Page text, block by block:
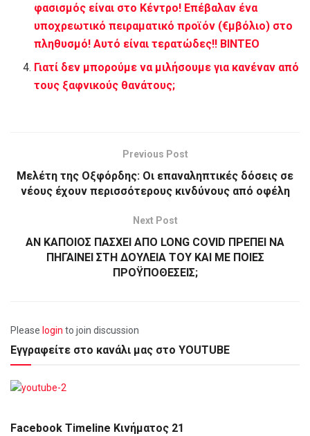
φασισμός είναι στο Κέντρο! Επέβαλαν ένα
υποχρεωτικό πειραματικό προϊόν (€μβόλιο) στο
πληθυσμό! Αυτό είναι τερατώδες!! ΒΙΝΤΕΟ
Γιατί δεν μπορούμε να μιλήσουμε για κανέναν από
τους ξαφνικούς θανάτους;
Previous Post
Μελέτη της Οξφόρδης: Οι επαναληπτικές δόσεις σε
νέους έχουν περισσότερους κινδύνους από οφέλη
Next Post
ΑΝ ΚΑΠΟΙΟΣ ΠΑΣΧΕΙ ΑΠΟ LONG COVID ΠΡΕΠΕΙ ΝΑ
ΠΗΓΑΙΝΕΙ ΣΤΗ ΔΟΥΛΕΙΑ ΤΟΥ KAI ME ΠΟΙΕΣ
ΠΡΟΫΠΟΘΕΣΕΙΣ;
Please login to join discussion
Εγγραφείτε στο κανάλι μας στο YOUTUBE
Facebook Timeline Κινήματος 21